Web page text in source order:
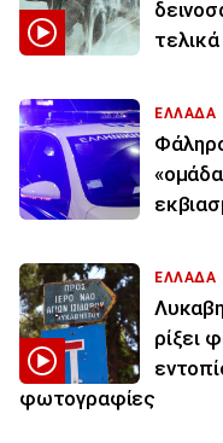
ΕΛΛΑΔΑ
ΕΛΛΑΔΑ
ρίξει
φωτογραφίες